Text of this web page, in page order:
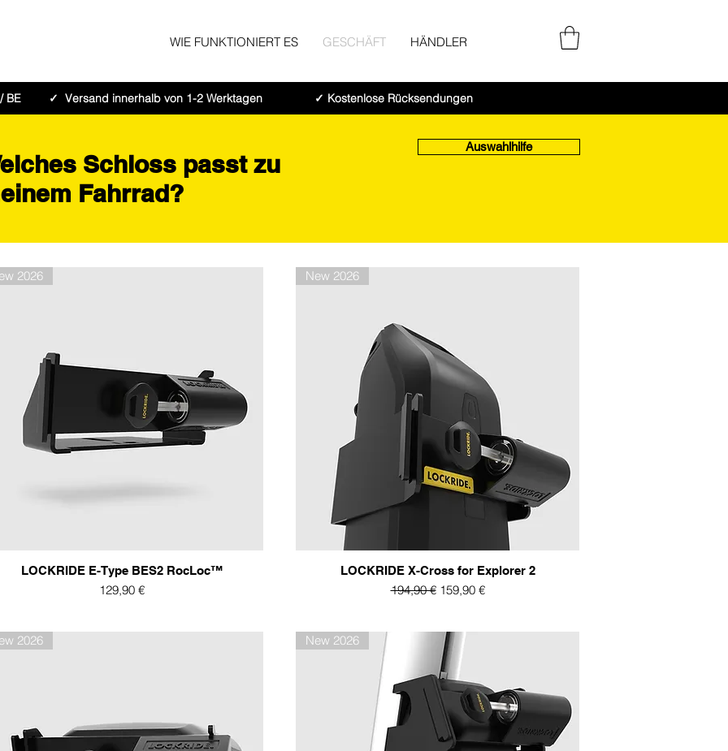
WIE FUNKTIONIERT ES GESCHÄFT HÄNDLER
BE ✓ Versand innerhalb von 1-2 Werktagen ✓ Kostenlose Rücksendungen
Schloss passt zu
Fahrrad?
Auswahlhilfe
2026
LOCKRIDE E-Type BES2 RocLoc™
Preis
129,90 €
New 2026
LOCKRIDE X-Cross for Explorer 2
Standardpreis
194,90 € Sale-Preis
159,90 €
2026 New 2026